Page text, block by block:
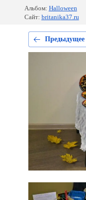
Альбом: Halloween
Сайт: britanika37.ru
Предыдущее